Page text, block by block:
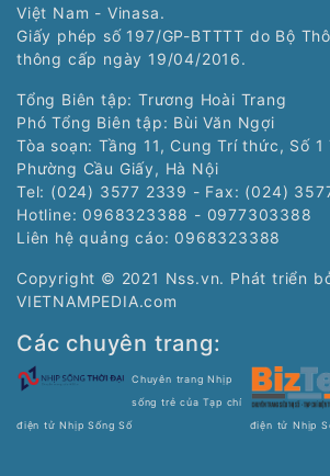
Việt Nam - Vinasa.
Giấy phép số 197/GP-BTTTT do Bộ
thông cấp ngày 19/04/2016.
Tổng Biên tập: Trương Hoài Trang
Phó Tổng Biên tập: Bùi Văn Ngợi
Tòa soạn: Tầng 11, Cung Trí thức, Số
Phường Cầu Giấy, Hà Nội
Tel: (024) 3577 2339 - Fax: (024)
Hotline: 0968323388 - 0977303388
Liên hệ quảng cáo: 0968323388
Copyright © 2021 Nss.vn. Phát triển
VIETNAMPEDIA.com
Các chuyên trang:
Chuyên trang Nhịp
sống trẻ của Tạp chí
điện tử Nhịp Sống Số
điện tử Nhịp